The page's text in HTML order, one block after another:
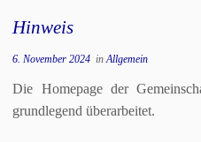
Hinweis
6. November 2024 inAllgemein
Die Homepage der
grundlegend überarbeitet.